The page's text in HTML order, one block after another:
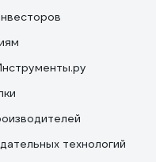
технологий